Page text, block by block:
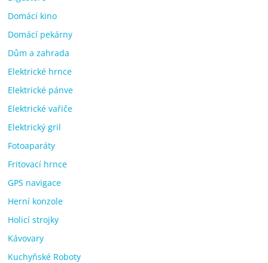
Domácí kino
Domácí pekárny
Dům a zahrada
Elektrické hrnce
Elektrické pánve
Elektrické vařiče
Elektrický gril
Fotoaparáty
Fritovací hrnce
GPS navigace
Herní konzole
Holicí strojky
Kávovary
Kuchyňské Roboty